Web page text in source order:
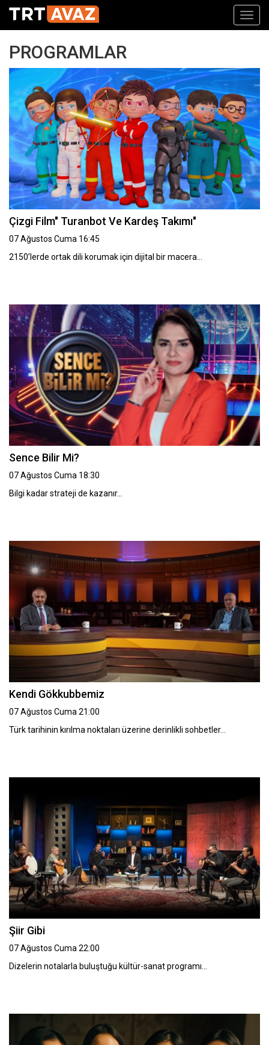
PROGRAMLAR
Çizgi Film" Turanbot Ve Kardeş Takımı"
07 Ağustos Cuma 16:45
2150’lerde ortak dili korumak için dijital bir macera…
Sence Bilir Mi?
07 Ağustos Cuma 18:30
Bilgi kadar strateji de kazanır…
Kendi Gökkubbemiz
07 Ağustos Cuma 21:00
Türk tarihinin kırılma noktaları üzerine derinlikli sohbetler…
Şiir Gibi
07 Ağustos Cuma 22:00
Dizelerin notalarla buluştuğu kültür-sanat programı…